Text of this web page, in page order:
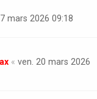
mars 2026 09:18
« ven. 20 mars 2026